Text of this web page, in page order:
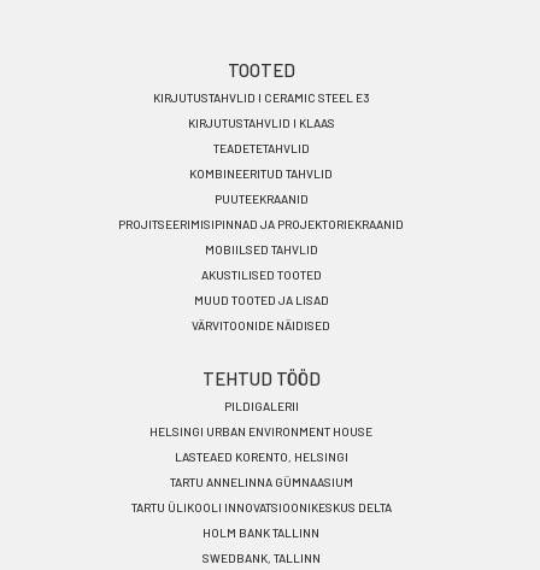
TOOTED
KIRJUTUSTAHVLID I CERAMIC STEEL E3
KIRJUTUSTAHVLID I KLAAS
TEADETETAHVLID
KOMBINEERITUD TAHVLID
PUUTEEKRAANID
PROJITSEERIMISIPINNAD JA PROJEKTORIEKRAANID
MOBIILSED TAHVLID
AKUSTILISED TOOTED
MUUD TOOTED JA LISAD
VÄRVITOONIDE NÄIDISED
TEHTUD TÖÖD
PILDIGALERII
HELSINGI URBAN ENVIRONMENT HOUSE
LASTEAED KORENTO, HELSINGI
TARTU ANNELINNA GÜMNAASIUM
TARTU ÜLIKOOLI INNOVATSIOONIKESKUS DELTA
HOLM BANK TALLINN
SWEDBANK, TALLINN